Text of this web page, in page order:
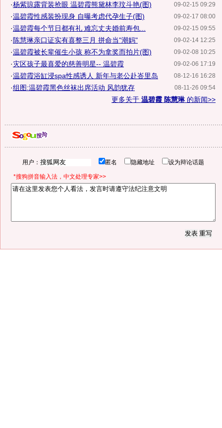
09-02-15 09:29
·杨紫琼露背装抢眼 温碧霞熊黛林李玟斗艳(图)
09-02-17 08:00
·温碧霞性感装扮现身 自曝考虑代孕生子(图)
09-02-15 09:55
·温碧霞每个节日都有礼 难忘丈夫婚前寿包...
09-02-14 12:25
· 陈慧琳亲口证实有喜整三月 拼命当"潮妈"
09-02-08 10:25
·温碧霞被长辈催生小孩 称不为拿奖而拍片(图)
09-02-06 17:19
·灾区孩子最喜爱的慈善明星-- 温碧霞
08-12-16 16:28
·温碧霞浴缸浸spa性感诱人 新年与老公赴峇里岛
08-11-26 09:54
·组图:温碧霞黑色丝袜出席活动 风韵犹存
更多关于 温碧霞 陈慧琳的新闻>>
用户： 匿名 隐藏地址 设为辩论话题
*搜狗拼音输入法，中文处理专家>>